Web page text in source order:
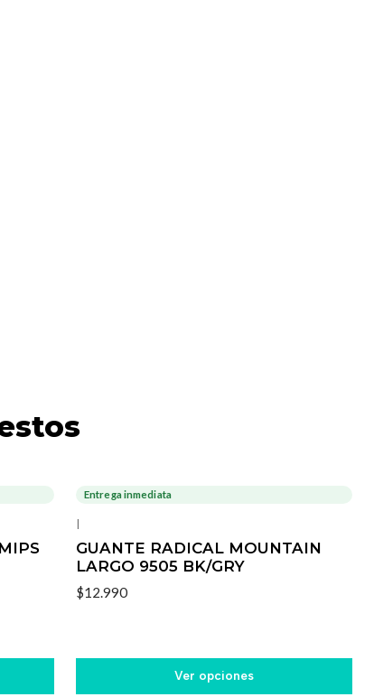
Entrega inmediata
|
GUANTE RADICAL MOUNTAIN
LARGO 9505 BK/GRY
$12.990
Ver opciones